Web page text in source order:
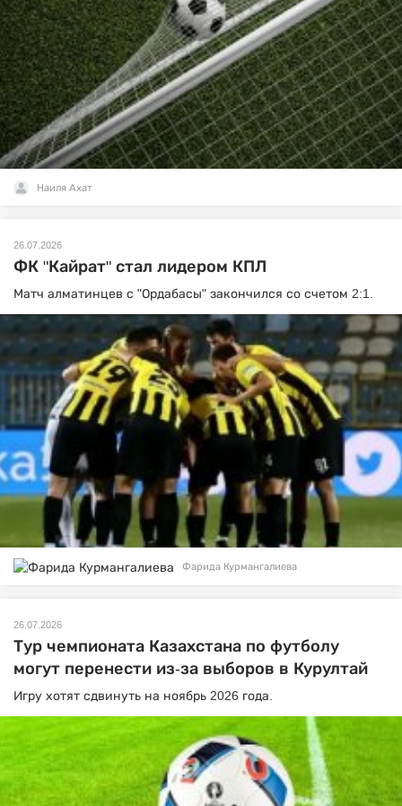
Наиля Ахат
26.07.2026
ФК "Кайрат" стал лидером КПЛ
Матч алматинцев с "Ордабасы" закончился со счетом 2:1.
Фарида Курмангалиева
26.07.2026
Тур чемпионата Казахстана по футболу
могут перенести из-за выборов в Курултай
Игру хотят сдвинуть на ноябрь 2026 года.